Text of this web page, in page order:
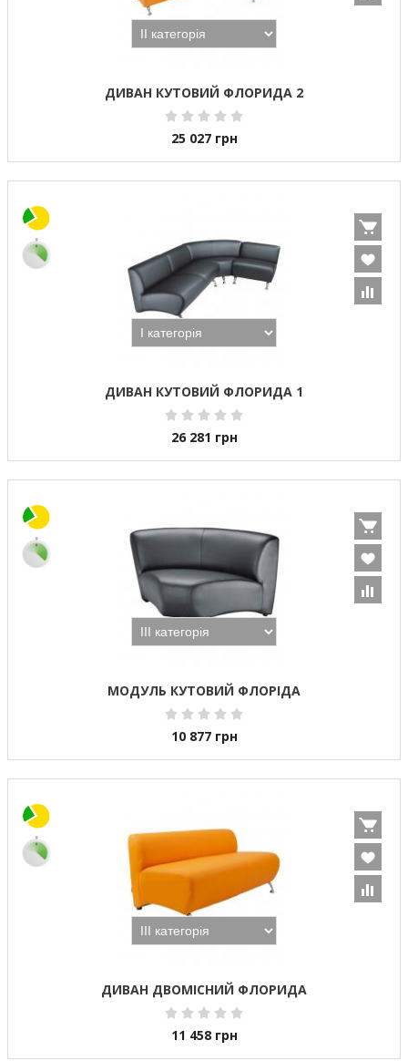
ДИВАН КУТОВИЙ ФЛОРИДА 2
25 027 грн
ДИВАН КУТОВИЙ ФЛОРИДА 1
26 281 грн
МОДУЛЬ КУТОВИЙ ФЛОРІДА
10 877 грн
ДИВАН ДВОМІСНИЙ ФЛОРИДА
11 458 грн